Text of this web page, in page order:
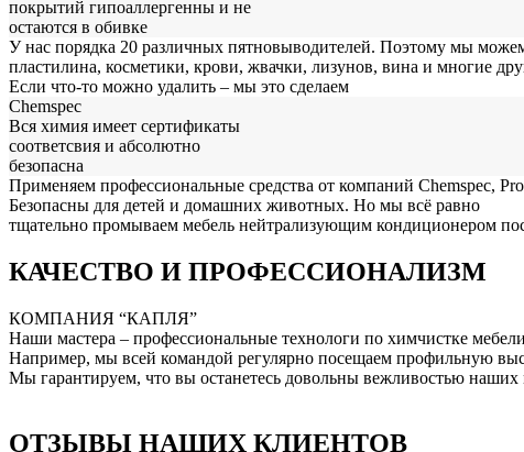
покрытий гипоаллергенны и не
остаются в обивке
У нас порядка 20 различных пятновыводителей. Поэтому мы
пластилина, косметики, крови, жвачки, лизунов, вина и многие
Если что-то можно удалить – мы это сделаем
Chemspec
Вся химия имеет сертификаты
соответсвия и абсолютно
безопасна
Применяем профессиональные средства от компаний Chemspec,
Безопасны для детей и домашних животных. Но мы всё равно
тщательно промываем мебель нейтрализующим кондиционером
КАЧЕСТВО И ПРОФЕССИОНАЛИЗМ
КОМПАНИЯ “КАПЛЯ”
Наши мастера – профессиональные технологи по химчистке
Например, мы всей командой регулярно посещаем профильную
Мы гарантируем, что вы останетесь довольны вежливостью наших
ОТЗЫВЫ НАШИХ КЛИЕНТОВ